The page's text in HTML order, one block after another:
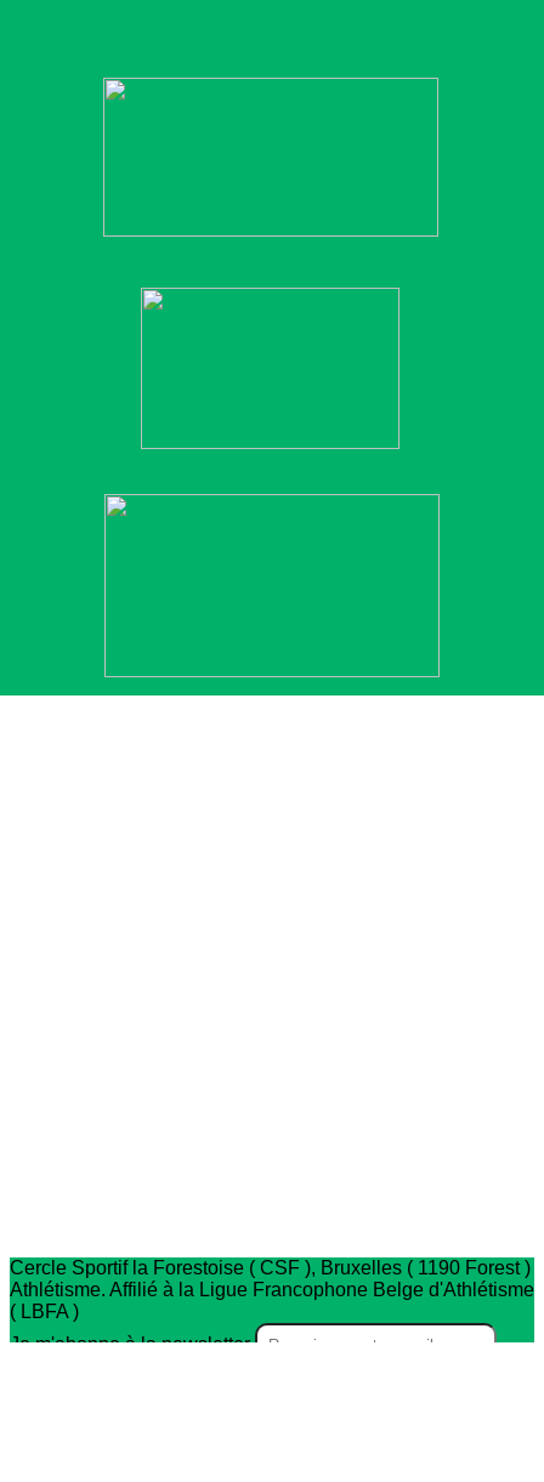
Cercle Sportif la Forestoise ( CSF ), Bruxelles ( 1190 Forest )
Athlétisme. Affilié à la Ligue Francophone Belge d'Athlétisme
( LBFA )
Je m'abonne à la newsletter